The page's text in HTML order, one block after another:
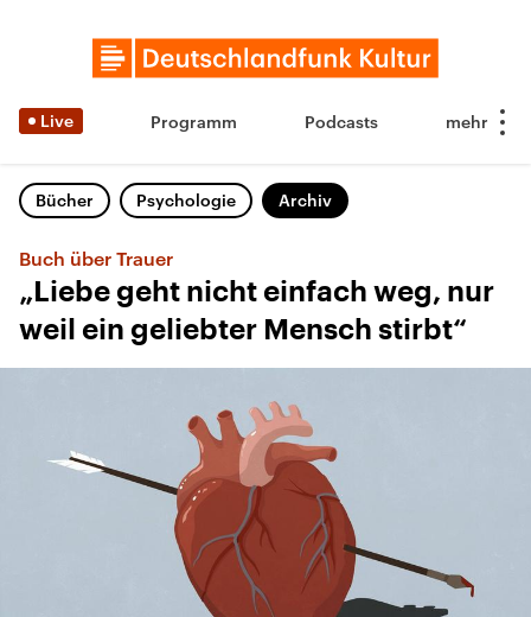
Live Programm Podcasts
Bücher Psychologie Archiv
Buch über Trauer
„Liebe geht nicht einfach weg, nur
weil ein geliebter Mensch stirbt“